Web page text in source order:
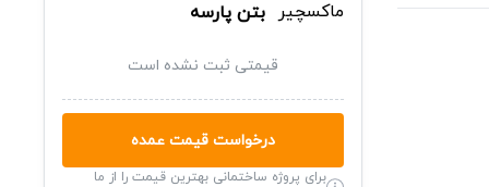
بتن پارسه
قیمتی ثبت نشده است
درخواست قیمت عمده
برای پروژه ساختمانی بهترین قیمت را از ما